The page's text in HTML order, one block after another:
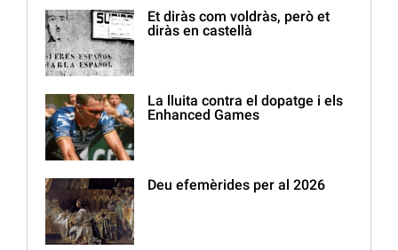
Et diràs com voldràs, però et
diràs en castellà
La lluita contra el dopatge i els
Enhanced Games
Deu efemèrides per al 2026